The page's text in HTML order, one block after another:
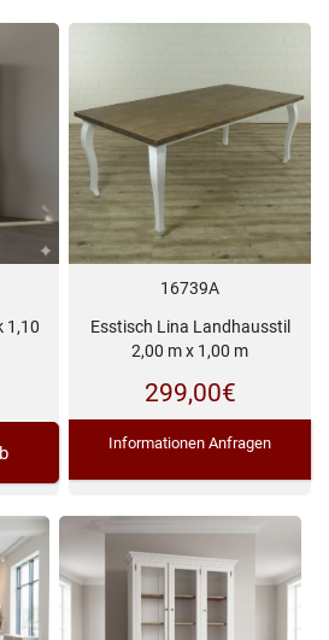
1,10
16739A
Esstisch Lina Landhausstil
2,00 m x 1,00 m
299,00€
Informationen Anfragen